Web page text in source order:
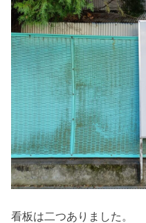
看板は二つありました。